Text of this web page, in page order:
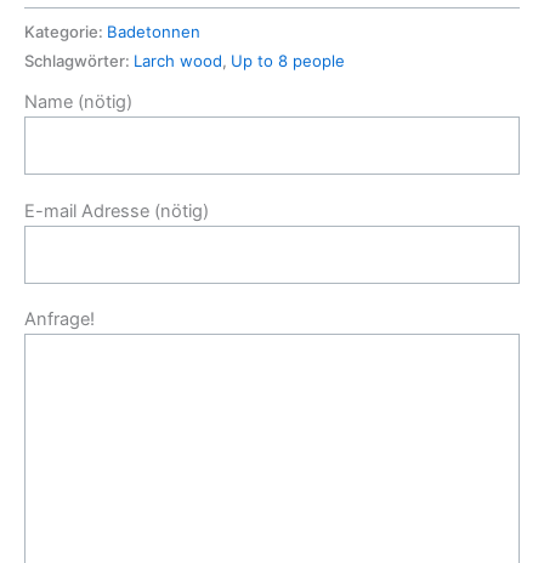
aus
Sibirische
Lärche
+
8
Kategorie: Badetonnen
Schlagwörter: Larch wood, Up to 8 people
Name (nötig)
E-mail Adresse (nötig)
Anfrage!